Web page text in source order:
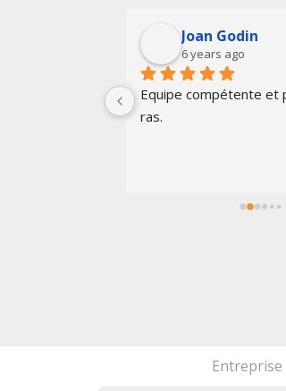
Joan Godin
6 years ago
Equipe compétente et
ras.